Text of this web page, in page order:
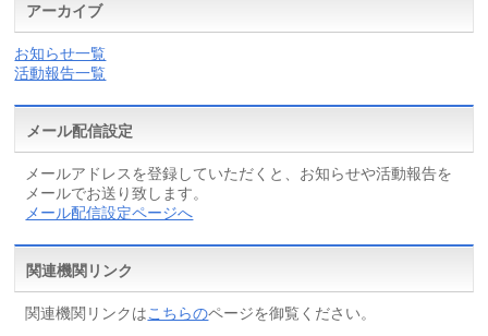
アーカイブ
お知らせ一覧
活動報告一覧
メール配信設定
メールアドレスを登録していただくと、お知らせや活動報告を
メールでお送り致します。
メール配信設定ページへ
関連機関リンク
関連機関リンクはこちらのページを御覧ください。